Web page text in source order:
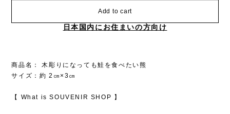
Add to cart
日本国内にお住まいの方向け
商品名： 木彫りになっても鮭を食べたい熊
サイズ：約 2㎝×3㎝
【 What is SOUVENIR SHOP 】